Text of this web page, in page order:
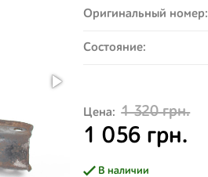
Оригинальный номер:
Состояние:
Цена: 1 320 грн.
1 056 грн.
В наличии